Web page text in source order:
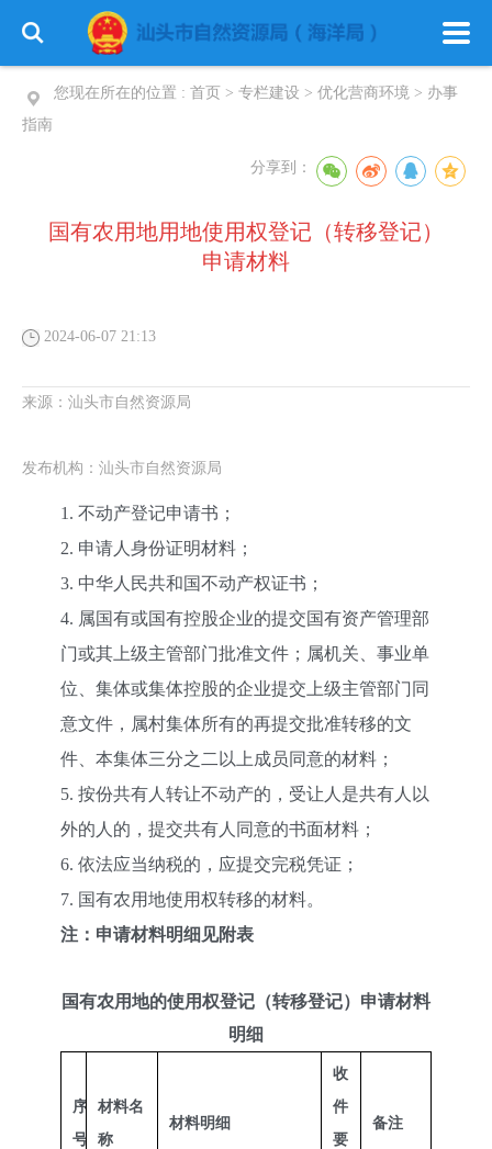
您现在所在的位置 : 首页 > 专栏建设 > 优化营商环境 > 办事
指南
分享到：
国有农用地用地使用权登记（转移登记）
申请材料
2024-06-07 21:13
来源： 汕头市自然资源局
发布机构： 汕头市自然资源局
1. 不动产登记申请书；
2. 申请人身份证明材料；
3. 中华人民共和国不动产权证书；
4. 属国有或国有控股企业的提交国有资产管理部
门或其上级主管部门批准文件；属机关、事业单
位、集体或集体控股的企业提交上级主管部门同
意文件，属村集体所有的再提交批准转移的文
件、本集体三分之二以上成员同意的材料；
5. 按份共有人转让不动产的，受让人是共有人以
外的人的，提交共有人同意的书面材料；
6. 依法应当纳税的，应提交完税凭证；
7. 国有农用地使用权转移的材料。
注：申请材料明细见附表
国有农用地的使用权登记（转移登记） 申请材料
明细
序
号
材料名
称
材料明细
收
件
要
备注